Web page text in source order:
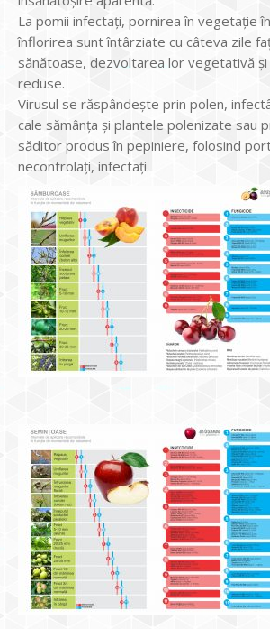
La pomii infectați, pornirea în vegetație
înflorirea sunt întârziate cu câteva zile
sănătoase, dezvoltarea lor vegetativă
reduse.
Virusul se răspândește prin polen,
cale sămânța și plantele polenizate sau
săditor produs în pepiniere, folosind
necontrolați, infectați.